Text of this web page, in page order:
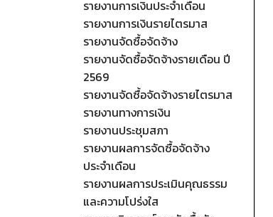
รายงานการเงินประจำเดือน
รายงานการเงินรายไตรมาส
รายงานจัดซื้อจัดจ้าง
รายงานจัดซื้อจัดจ้างรายเดือน ปี
2569
รายงานจัดซื้อจัดจ้างรายไตรมาส
รายงานทางการเงิน
รายงานประชุมสภา
รายงานผลการจัดซื้อจัดจ้าง
ประจำเดือน
รายงานผลการประเมินคุณธรรม
และความโปร่งใส